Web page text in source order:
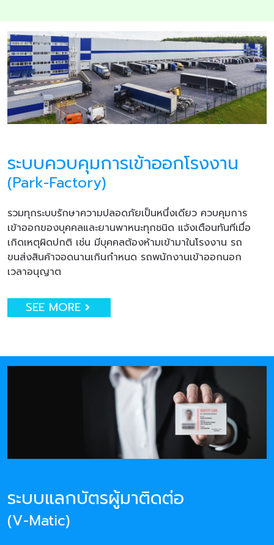
ระบบควบคุมการเข้าออกโรงงาน
(Park-Factory)
รวมทุกระบบรักษาความปลอดภัยเป็นหนึ่งเดียว ควบคุมการ
เข้าออกของบุคคลและยานพาหนะทุกชนิด แจ้งเตือนทันทีเมื่อ
เกิดเหตุผิดปกติ เช่น มีบุคคลต้องห้ามเข้ามาในโรงงาน รถ
ขนส่งสินค้าจอดนานเกินกำหนด รถพนักงานเข้าออกนอก
เวลาอนุญาต
SEE MORE
ระบบแลกบัตรผู้มาติดต่อ
(V-Matic)